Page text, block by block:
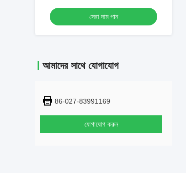
সেরা দাম পান
আমাদের সাথে যোগাযোগ
86-027-83991169
যোগাযোগ করুন